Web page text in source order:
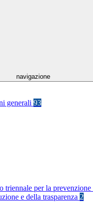
navigazione
generali 93
triennale per la prevenzione
e della trasparenza 2